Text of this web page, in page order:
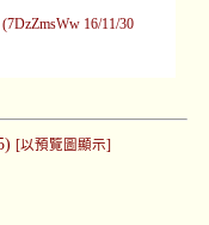
16/11/30
[以預覽圖顯示]